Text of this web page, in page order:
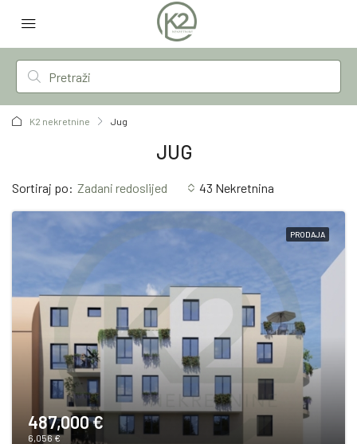
K2 nekretnine Jug
JUG
43 Nekretnina
Sortiraj po: Zadani redoslijed
PRODAJA
487,000 €
6,056 €